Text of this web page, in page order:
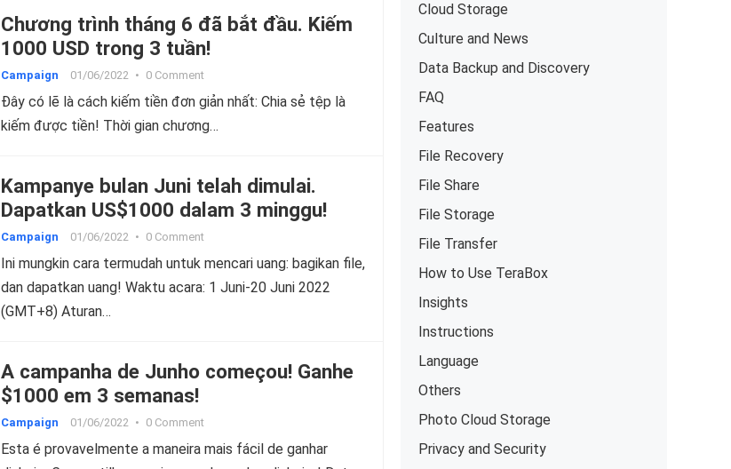
0.09 ดอลลาร์ 2. หลังจากสิ้นสุดกิจกรรม จะจัดอันดับตาม
จำนวนผู้ใช้ใหม่ทั้งหมดที่เข้ามาโดยผ่านการแชร์ลิงก์ทั้งหมด
ของคุณในช่วงกิจกรรม…
Chương trình tháng 6 đã bắt đầu. Kiếm
1000 USD trong 3 tuần!
Campaign 01/06/2022 • 0 Comment
Đây có lẽ là cách kiếm tiền đơn giản nhất: Chia sẻ tệp là
kiếm được tiền! Thời gian chương…
Kampanye bulan Juni telah dimulai.
Dapatkan US$1000 dalam 3 minggu!
Campaign 01/06/2022 • 0 Comment
Ini mungkin cara termudah untuk mencari uang: bagikan file,
dan dapatkan uang! Waktu acara: 1 Juni-20 Juni 2022
(GMT+8) Aturan…
A campanha de Junho começou! Ganhe
$1000 em 3 semanas!
Campaign 01/06/2022 • 0 Comment
Esta é provavelmente a maneira mais fácil de ganhar
Cloud Storage
Culture and News
Data Backup and Discovery
FAQ
Features
File Recovery
File Share
File Storage
File Transfer
How to Use TeraBox
Insights
Instructions
Language
Others
Photo Cloud Storage
Privacy and Security